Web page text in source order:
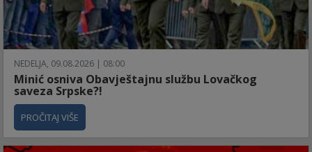
NEDELJA, 09.08.2026 | 08:00
Minić osniva Obavještajnu službu Lovačkog
saveza Srpske?!
PROČITAJ VIŠE